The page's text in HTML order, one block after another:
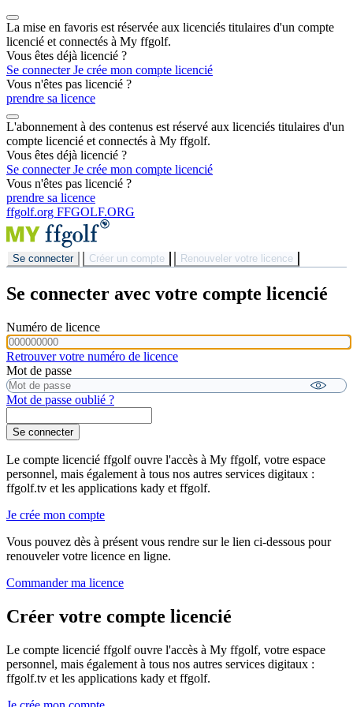
La mise en favoris est réservée aux licenciés titulaires d'un compte
licencié et connectés à My ffgolf.
Vous êtes déjà licencié ?
Se connecterJe crée mon compte licencié
Vous n'êtes pas licencié ?
prendre sa licence
L'abonnement à des contenus est réservé aux licenciés titulaires d'un
compte licencié et connectés à My ffgolf.
Vous êtes déjà licencié ?
Se connecterJe crée mon compte licencié
Vous n'êtes pas licencié ?
prendre sa licence
ffgolf.org FFGOLF.ORG
Se connecter Créer un compte Renouveler votre licence
Se connecter avec votre compte licencié
Numéro de licence
Retrouver votre numéro de licence
Mot de passe
Mot de passe oublié ?
Se connecter
Le compte licencié ffgolf ouvre l'accès à My ffgolf, votre espace
personnel, mais également à tous nos autres services digitaux :
ffgolf.tv et les applications kady et ffgolf.
Je crée mon compte
Vous pouvez dès à présent vous rendre sur le lien ci-dessous pour
renouveler votre licence en ligne.
Commander ma licence
Créer votre compte licencié
Le compte licencié ffgolf ouvre l'accès à My ffgolf, votre espace
personnel, mais également à tous nos autres services digitaux :
ffgolf.tv et les applications kady et ffgolf.